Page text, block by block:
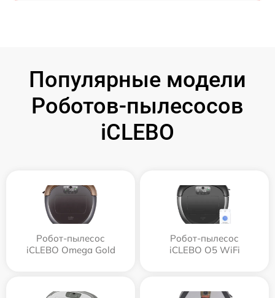
Популярные модели
Роботов-пылесосов
iCLEBO
Робот-пылесос
iCLEBO Omega Gold
Робот-пылесос
iCLEBO O5 WiFi